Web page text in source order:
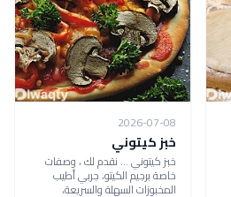
2026-07-08
خبز كيتوني
خبز كيتوني ... نقدم لك ، وصفات
خاصة برجيم الكيتو، جربي أطيب
المخبوزات السهلة والسريعة،